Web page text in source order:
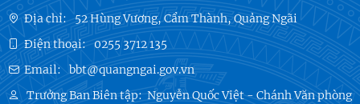
Địa chỉ: 52 Hùng Vương, Cẩm Thành, Quảng Ngãi
Điện thoại: 0255 3712 135
Email: bbt@quangngai.gov.vn
Trưởng Ban Biên tập:Nguyễn Quốc Việt - Chánh Văn phòng